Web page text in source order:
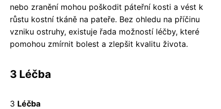
nebo zranění mohou poškodit páteřní kosti a vést k
růstu kostní tkáně na pateře. Bez ohledu na příčinu
vzniku ostruhy, existuje řada možností léčby, které
pomohou zmírnit bolest a zlepšit kvalitu života.
3 Léčba
3 Léčba